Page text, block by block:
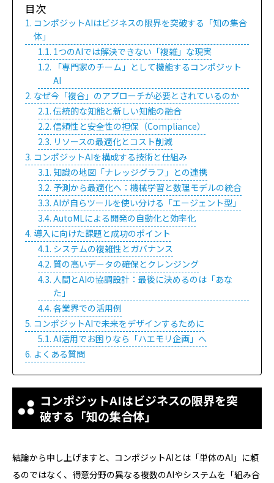
目次
コンポジットAIはビジネスの限界を突破する「知の集合
体」
1つのAIでは解決できない「複雑」な現実
「専門家のチーム」として機能するコンポジット
AI
なぜ今「複合」のアプローチが必要とされているのか
伝統的な知能と新しい知能の融合
信頼性と安全性の担保（Compliance）
リソースの最適化とコスト削減
コンポジットAIを構成する技術と仕組み
知識の地図「ナレッジグラフ」との連携
予測から最適化へ：機械学習と数理モデルの統合
AIが自らツールを使い分ける「エージェント型」
AutoMLによる開発の自動化と効率化
導入に向けた課題と成功のポイント
システムの複雑性とガバナンス
質の高いデータの確保とクレンジング
人間とAIの協調設計：最後に決めるのは「あな
た」
各業界での活用例
コンポジットAIで未来をデザインするために
AI活用でお困りなら「ハエモリ企画」へ
よくある質問
コンポジットAIはビジネスの限界を突
破する「知の集合体」
結論から申し上げますと、コンポジットAIとは「単体のAI」に頼
るのではなく、得意分野の異なる複数のAIやシステムを「組み合